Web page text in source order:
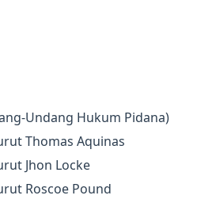
Undang Hukum Pidana)
Thomas Aquinas
Jhon Locke
Roscoe Pound